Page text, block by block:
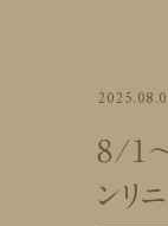
8/1
ンリ